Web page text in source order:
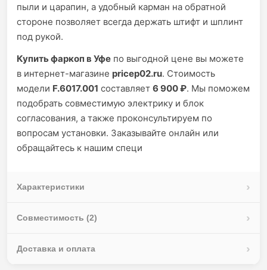
пыли и царапин, а удобный карман на обратной
стороне позволяет всегда держать штифт и шплинт
под рукой.
Купить фаркоп в Уфе по выгодной цене вы можете
в интернет-магазине pricep02.ru. Стоимость
модели F.6017.001 составляет 6 900 ₽. Мы поможем
подобрать совместимую электрику и блок
согласования, а также проконсультируем по
вопросам установки. Заказывайте онлайн или
обращайтесь к нашим специ
Характеристики
Совместимость (2)
Доставка и оплата